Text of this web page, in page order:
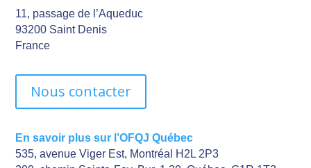
11, passage de l’Aqueduc
93200 Saint Denis
France
Nous contacter
En savoir plus sur l’OFQJ Québec
535, avenue Viger Est, Montréal H2L 2P3